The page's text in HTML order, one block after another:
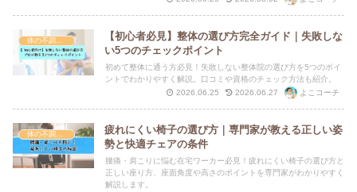
【初心者必見】整体の選び方完全ガイド｜失敗しな
い5つのチェックポイント
初めて整体に通う方必見！失敗しない整体院の選び方を5つのポイ
ントでわかりやすく解説。口コミや資格のチェック方法も紹介。
2026.06.25
2026.06.27 よこコーチ
疲れにくい椅子の選び方｜専門家が教える正しい姿
勢と快適チェアの条件
腰痛・肩こりに悩む在宅ワーカー必見！疲れにくい椅子の選び方と
正しい座り方、座面角度や高さのポイントを専門家がわかりやすく
解説します。